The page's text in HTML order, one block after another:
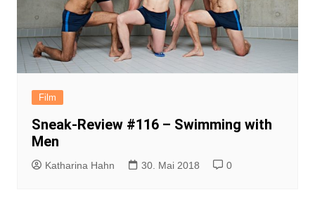
Film
Sneak-Review #116 – Swimming with
Men
Katharina Hahn 30. Mai 2018 0